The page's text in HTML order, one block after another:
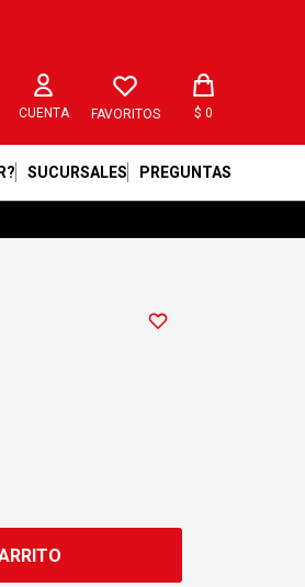
SUCURSALES PREGUNTAS
FAVORITOS $ 0